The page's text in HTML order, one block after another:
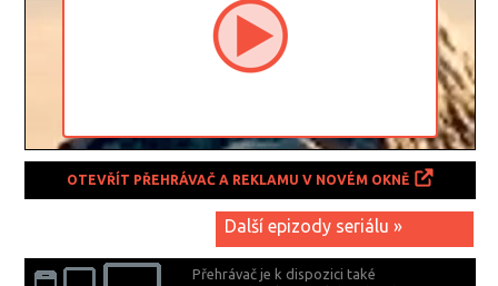
OTEVŘÍT PŘEHRÁVAČ A REKLAMU V NOVÉM OKNĚ
Další epizody seriálu »
Přehrávač je k dispozici také